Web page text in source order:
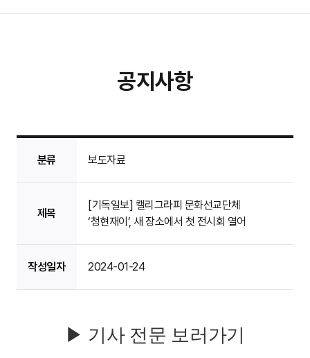
공지사항
분류 보도자료
제목
[기독일보] 캘리그라피 문화선교단체
‘청현재이’, 새 장소에서 첫 전시회 열어
작성일자 2024-01-24
▶ 기사 전문 보러가기